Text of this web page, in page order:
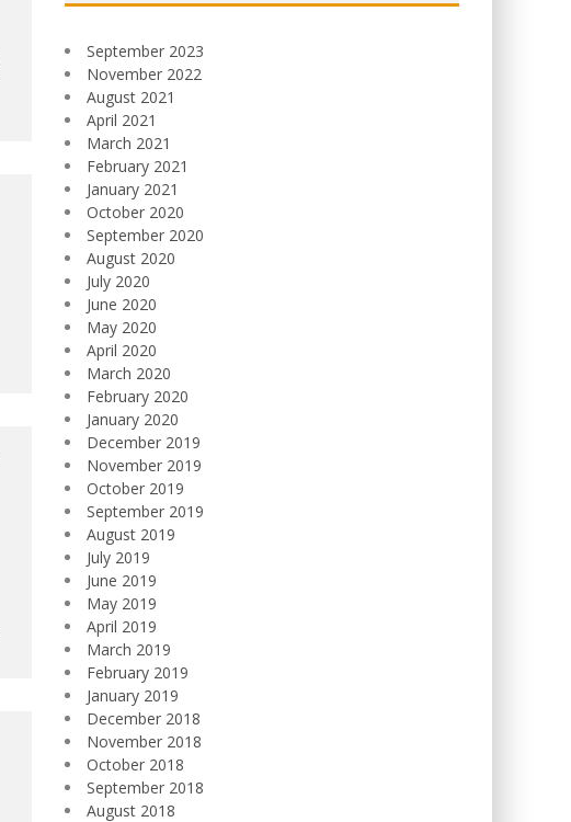
September 2023
November 2022
August 2021
April 2021
March 2021
February 2021
January 2021
October 2020
September 2020
August 2020
July 2020
June 2020
May 2020
April 2020
March 2020
February 2020
January 2020
December 2019
November 2019
October 2019
September 2019
August 2019
July 2019
June 2019
May 2019
April 2019
March 2019
February 2019
January 2019
December 2018
November 2018
October 2018
September 2018
August 2018